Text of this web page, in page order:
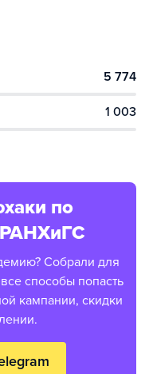
5 774
1 003
по
Собрали для
способы попасть
кампании, скидки